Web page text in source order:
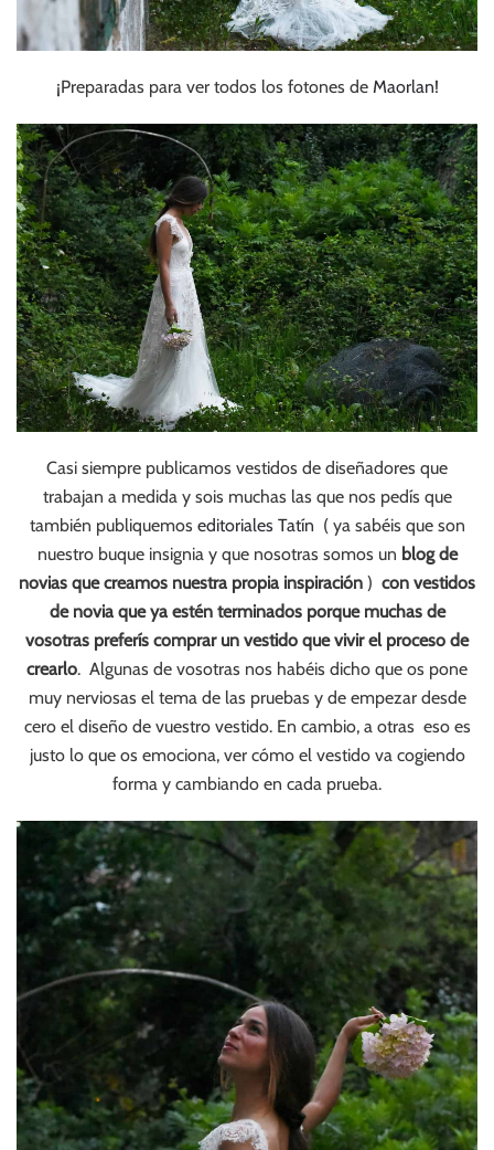
¡Preparadas para ver todos los fotones deMaorlan!
Casi siempre publicamos vestidos de diseñadores que
trabajan a medida y sois muchas las que nos pedís que
también publiquemos editoriales Tatín ( ya sabéis que son
nuestro buque insignia y que nosotras somos un blog de
novias que creamos nuestra propia inspiración ) con vestidos
de novia que ya estén terminados porque muchas de
vosotras preferís comprar un vestido que vivir el proceso de
crearlo. Algunas de vosotras nos habéis dicho que os pone
muy nerviosas el tema de las pruebas y de empezar desde
cero el diseño de vuestro vestido. En cambio, a otras eso es
justo lo que os emociona, ver cómo el vestido va cogiendo
forma y cambiando en cada prueba.